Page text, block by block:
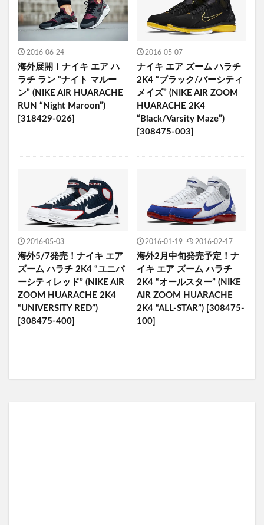
2016-06-24
海外展開！ナイキ エア ハ
ラチ ラン “ナイト マルー
ン” (NIKE AIR HUARACHE
RUN “Night Maroon”)
[318429-026]
2016-05-07
ナイキ エア ズーム ハラチ
2K4 “ブラック/バーシティ
メイズ” (NIKE AIR ZOOM
HUARACHE 2K4
“Black/Varsity Maze”)
[308475-003]
2016-05-03
海外5/7発売！ナイキ エア
ズーム ハラチ 2K4 “ユニバ
ーシティレッド” (NIKE AIR
ZOOM HUARACHE 2K4
“UNIVERSITY RED”)
[308475-400]
2016-01-19 2016-02-17
海外2月中旬発売予定！ナ
イキ エア ズーム ハラチ
2K4 “オールスター” (NIKE
AIR ZOOM HUARACHE
2K4 “ALL-STAR”) [308475-
100]